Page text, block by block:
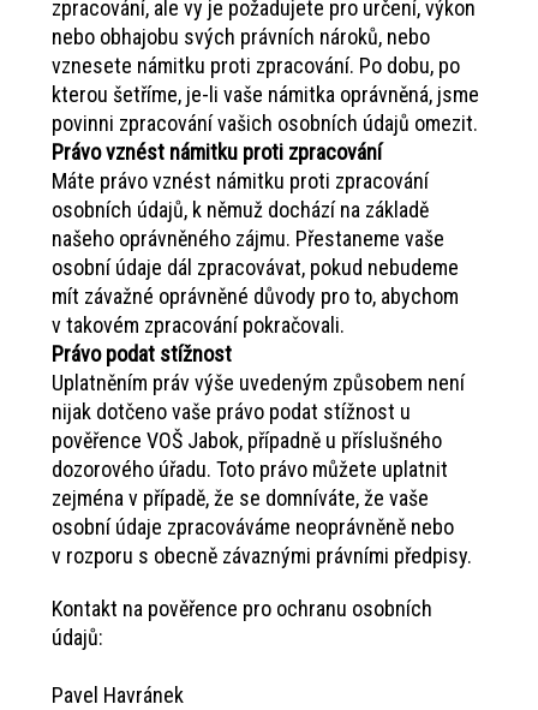
zpracování, ale vy je požadujete pro určení, výkon
nebo obhajobu svých právních nároků, nebo
vznesete námitku proti zpracování. Po dobu, po
kterou šetříme, je-li vaše námitka oprávněná, jsme
povinni zpracování vašich osobních údajů omezit.
Právo vznést námitku proti zpracování
Máte právo vznést námitku proti zpracování
osobních údajů, k němuž dochází na základě
našeho oprávněného zájmu. Přestaneme vaše
osobní údaje dál zpracovávat, pokud nebudeme
mít závažné oprávněné důvody pro to, abychom
v takovém zpracování pokračovali.
Právo podat stížnost
Uplatněním práv výše uvedeným způsobem není
nijak dotčeno vaše právo podat stížnost u
pověřence VOŠ Jabok, případně u příslušného
dozorového úřadu. Toto právo můžete uplatnit
zejména v případě, že se domníváte, že vaše
osobní údaje zpracováváme neoprávněně nebo
v rozporu s obecně závaznými právními předpisy.
Kontakt na pověřence pro ochranu osobních
údajů:
Pavel Havránek